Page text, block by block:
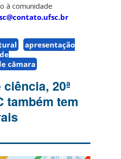
à comunidade
apresentação
câmara
20ª
também tem